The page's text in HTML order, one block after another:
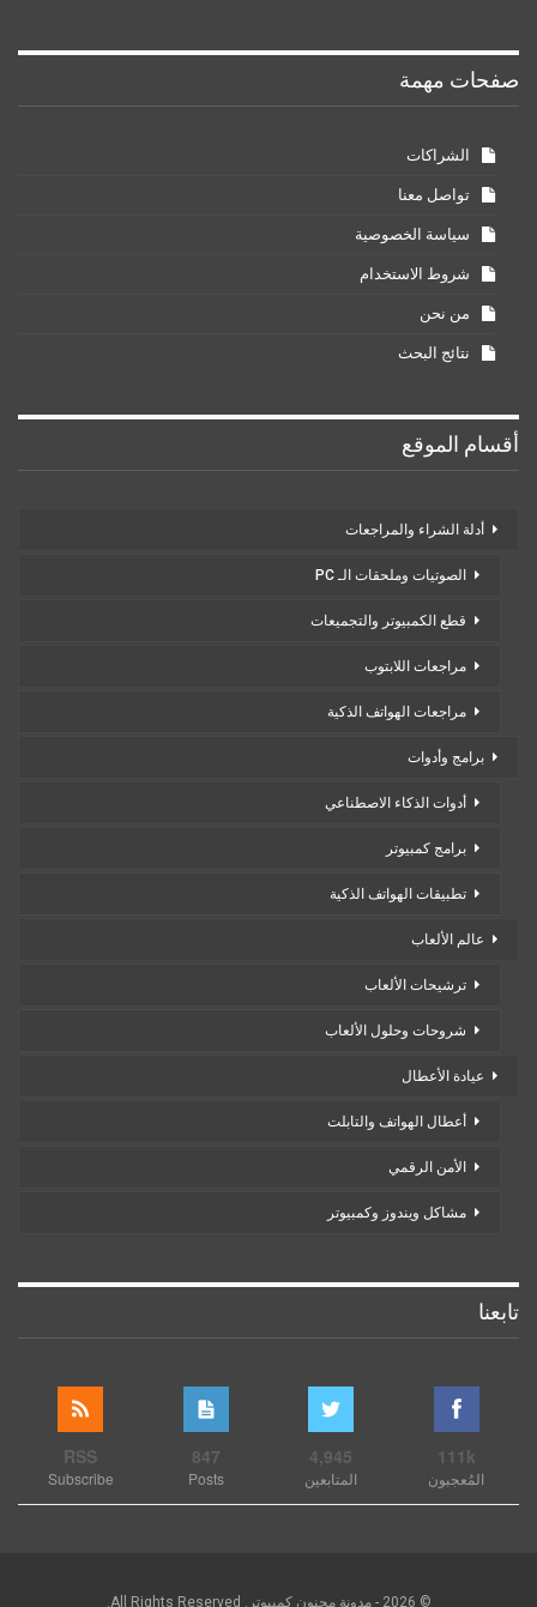
صفحات مهمة
الشراكات
تواصل معنا
سياسة الخصوصية
شروط الاستخدام
من نحن
نتائج البحث
أقسام الموقع
أدلة الشراء والمراجعات
الصوتيات وملحقات الـ PC
قطع الكمبيوتر والتجميعات
مراجعات اللابتوب
مراجعات الهواتف الذكية
برامج وأدوات
أدوات الذكاء الاصطناعي
برامج كمبيوتر
تطبيقات الهواتف الذكية
عالم الألعاب
ترشيحات الألعاب
شروحات وحلول الألعاب
عيادة الأعطال
أعطال الهواتف والتابلت
الأمن الرقمي
مشاكل ويندوز وكمبيوتر
تابعنا
111k
المُعجبون
4,945
المتابعين
847
Posts
RSS
Subscribe
© 2026 - مدونة مجنون كمبيوتر. All Rights Reserved.